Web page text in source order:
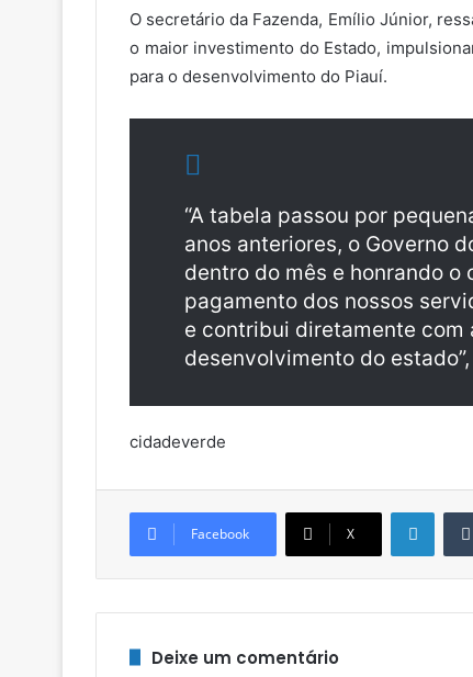
O secretário da Fazenda, Emílio Júnior,
o maior investimento do Estado,
para o desenvolvimento do Piauí.
“A tabela passou por
anos anteriores, o Governo
dentro do mês e honrando o
pagamento dos nossos
e contribui diretamente com
desenvolvimento do
cidadeverde
Facebook X
Deixe um comentário